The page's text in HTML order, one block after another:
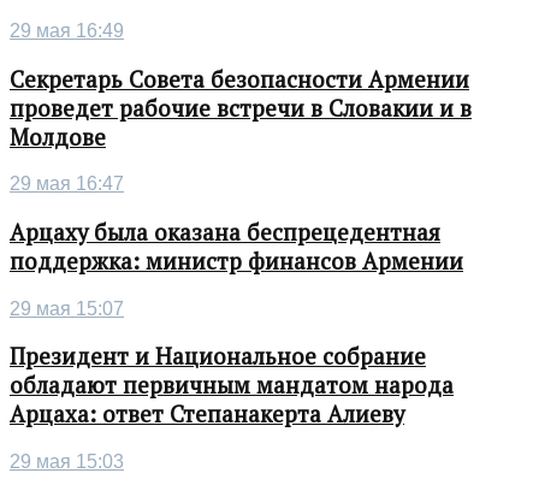
29 мая 16:49
Секретарь Совета безопасности Армении
проведет рабочие встречи в Словакии и в
Молдове
29 мая 16:47
Арцаху была оказана беспрецедентная
поддержка: министр финансов Армении
29 мая 15:07
Президент и Национальное собрание
обладают первичным мандатом народа
Арцаха: ответ Степанакерта Алиеву
29 мая 15:03